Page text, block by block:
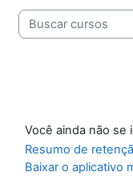
Buscar cursos
Você ainda não se
Resumo de
Baixar o aplicativo